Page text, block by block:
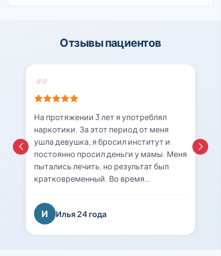
Отзывы пациентов
На протяжении 3 лет я употреблял
наркотики. За этот период от меня
ушла девушка, я бросил институт и
постоянно просил деньги у мамы. Меня
пытались лечить, но результат был
кратковременный. Во время
центра «21rehab». Беседа с наркологом
подтолкнула меня к мысли о
прохождении курса лечения и
И Илья 24 года